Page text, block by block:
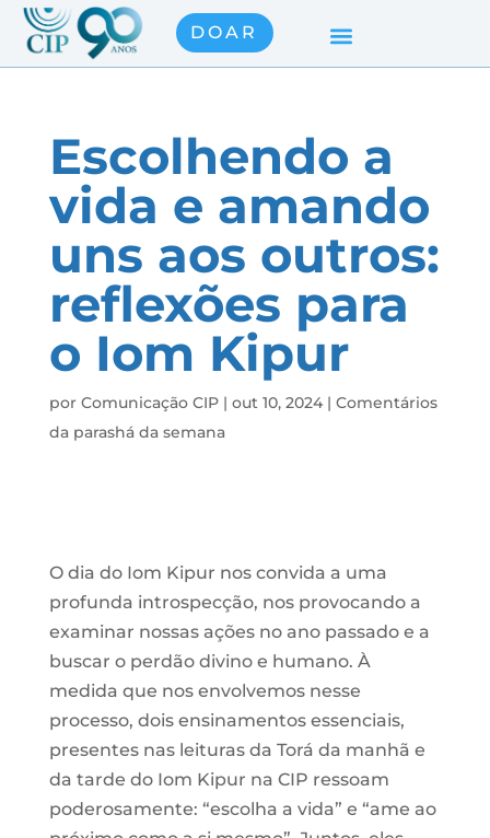
DOAR
Escolhendo a
vida e amando
uns aos outros:
reflexões para
o Iom Kipur
por Comunicação CIP| out 10, 2024| Comentários
da parashá da semana
O dia do Iom Kipur nos convida a uma
profunda introspecção, nos provocando a
examinar nossas ações no ano passado e a
buscar o perdão divino e humano. À
medida que nos envolvemos nesse
processo, dois ensinamentos essenciais,
presentes nas leituras da Torá da manhã e
da tarde do Iom Kipur na CIP ressoam
poderosamente: “escolha a vida” e “ame ao